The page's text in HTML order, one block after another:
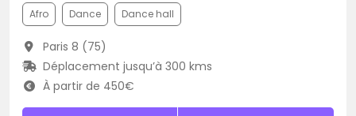
Afro Dance Dance hall
Paris 8 (75)
Déplacement jusqu’à 300 kms
À partir de 450€